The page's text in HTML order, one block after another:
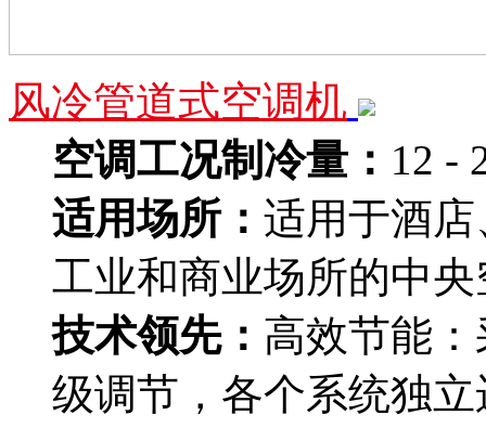
风冷管道式空调机
空调工况制冷量： 12 -
适用场所： 适用于酒
工业和商业场所的中
技术领先： 高效节能
级调节，各个系统独